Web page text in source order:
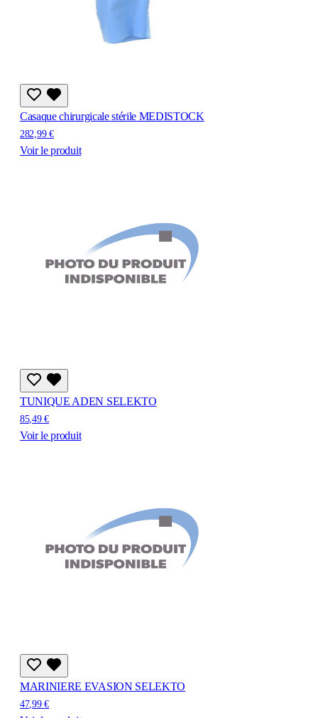
Casaque chirurgicale stérile MEDISTOCK
282,99 €
Voir le produit
TUNIQUE ADEN SELEKTO
85,49 €
Voir le produit
MARINIERE EVASION SELEKTO
47,99 €